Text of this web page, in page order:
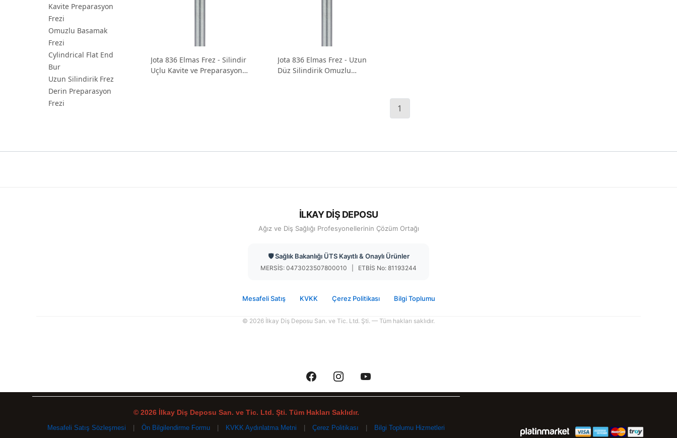
Kavite Preparasyon
Frezi
Omuzlu Basamak
Frezi
Cylindrical Flat End
Bur
Uzun Silindirik Frez
Derin Preparasyon
Frezi
Jota 836 Elmas Frez - Silindir
Uçlu Kavite ve Preparasyon
Jota 836 Elmas Frez - Uzun
Düz Silindirik Omuzlu
1
İLKAY DİŞ DEPOSU
Ağız ve Diş Sağlığı Profesyonellerinin Çözüm Ortağı
🛡️ Sağlık Bakanlığı ÜTS Kayıtlı & Onaylı Ürünler
MERSİS: 0473023507800010 | ETBİS No: 81193244
Mesafeli Satış KVKK Çerez Politikası Bilgi Toplumu
© 2026 İlkay Diş Deposu San. ve Tic. Ltd. Şti. — Tüm hakları saklıdır.
© 2026 İlkay Diş Deposu San. ve Tic. Ltd. Şti. Tüm Hakları Saklıdır.
Mesafeli Satış Sözleşmesi | Ön Bilgilendirme Formu | KVKK Aydınlatma Metni | Çerez Politikası | Bilgi Toplumu Hizmetleri